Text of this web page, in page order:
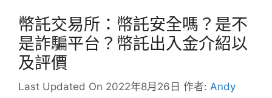
幣託交易所：幣託安全嗎？是不
是詐騙平台？幣託出入金介紹以
及評價
Last Updated On 2022年8月26日 作者: Andy